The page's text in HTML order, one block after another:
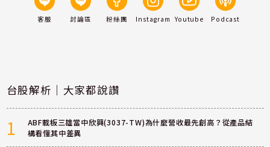
客服 討論區 粉絲團 Instagram Youtube Podcast
台股解析｜大家都說讚
1
ABF載板三雄當中欣興(3037-TW)為什麼營收最先創高？從產品結
構看懂其中差異